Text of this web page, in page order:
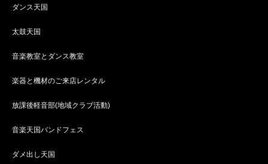
ダンス天国
太鼓天国
音楽教室とダンス教室
楽器と機材のご来店レンタル
放課後軽音部(地域クラブ活動)
音楽天国バンドフェス
ダメ出し天国